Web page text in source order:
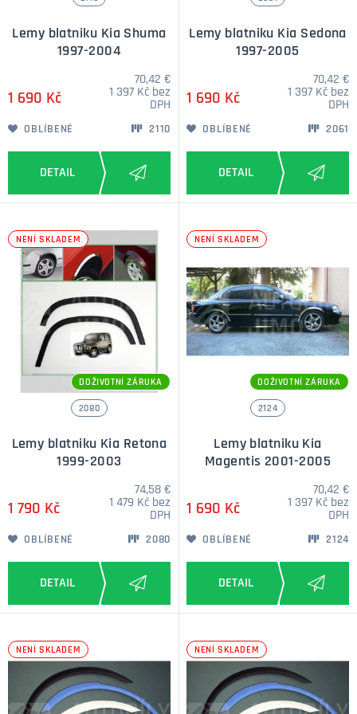
Lemy blatniku Kia Shuma
1997-2004
1 690 Kč
70,42 €
1 397 Kč bez
DPH
OBLÍBENÉ 2110
Lemy blatniku Kia Sedona
1997-2005
1 690 Kč
70,42 €
1 397 Kč bez
DPH
OBLÍBENÉ 2061
NENÍ SKLADEM
DOŽIVOTNÍ ZÁRUKA
2080
Lemy blatniku Kia Retona
1999-2003
1 790 Kč
74,58 €
1 479 Kč bez
DPH
OBLÍBENÉ 2080
NENÍ SKLADEM
DOŽIVOTNÍ ZÁRUKA
2124
Lemy blatniku Kia
Magentis 2001-2005
1 690 Kč
70,42 €
1 397 Kč bez
DPH
OBLÍBENÉ 2124
NENÍ SKLADEM NENÍ SKLADEM